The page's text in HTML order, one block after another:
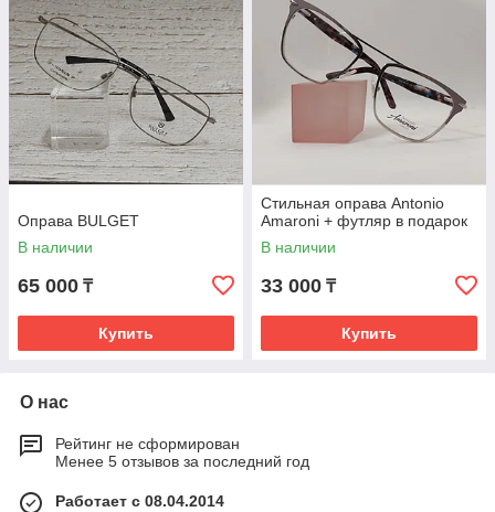
Оправа BULGET
В наличии
65 000 ₸
Купить
Стильная оправа Antonio
Amaroni + футляр в подарок
В наличии
33 000 ₸
Купить
О нас
Рейтинг не сформирован
Менее 5 отзывов за последний год
Работает с 08.04.2014